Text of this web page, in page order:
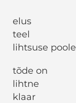
elus
teel
lihtsuse poole
tõde on
lihtne
klaar